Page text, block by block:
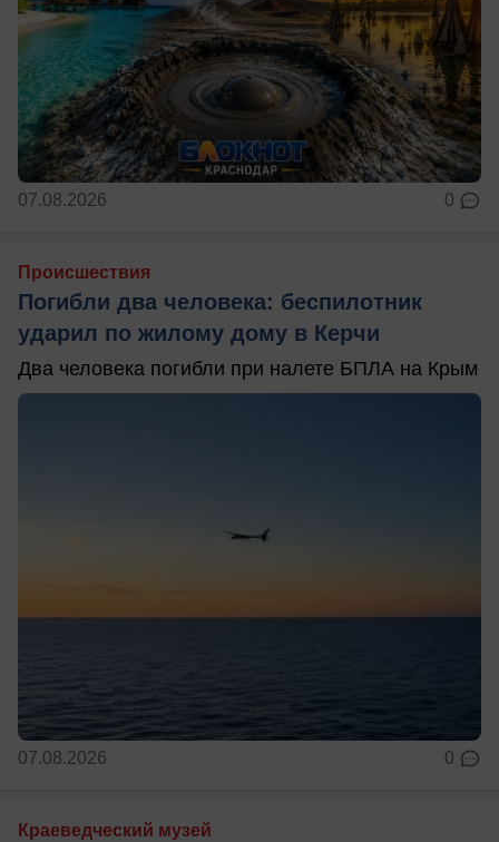
07.08.2026 0
Происшествия
Погибли два человека: беспилотник
ударил по жилому дому в Керчи
Два человека погибли при налете БПЛА на Крым
07.08.2026 0
Краеведческий музей